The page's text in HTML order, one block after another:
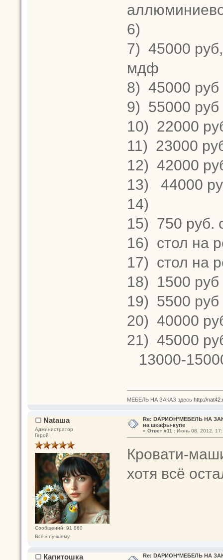
6)
7) 45000
мдф
8) 45000 руб
9) 55000 руб
10) 22000
11) 23000
12) 42000
13)
44000
14)
15) 750 руб.
16) стол на
17) стол на
18) 1500 руб
19) 5500
20) 40000
21) 45000
13000-
МЕБЕЛЬ НА ЗАКАЗ здесь http://
Nataшa
Администратор
Герой
Сообщений: 91 860
Всё к лучшему
Re: DАРИОН*МЕБЕЛЬ НА
на шкафы-купе
« Ответ #11 :Июнь 08, 2012,
Кровати-
хотя всё
Капитошка
Re: DАРИОН*МЕБЕЛЬ НА